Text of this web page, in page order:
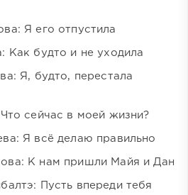
Я его отпустила
Как будто и не уходила
Я, будто, перестала
сейчас в моей жизни?
Я всё делаю правильно
К нам пришли Майя и Дан
Пусть впереди тебя